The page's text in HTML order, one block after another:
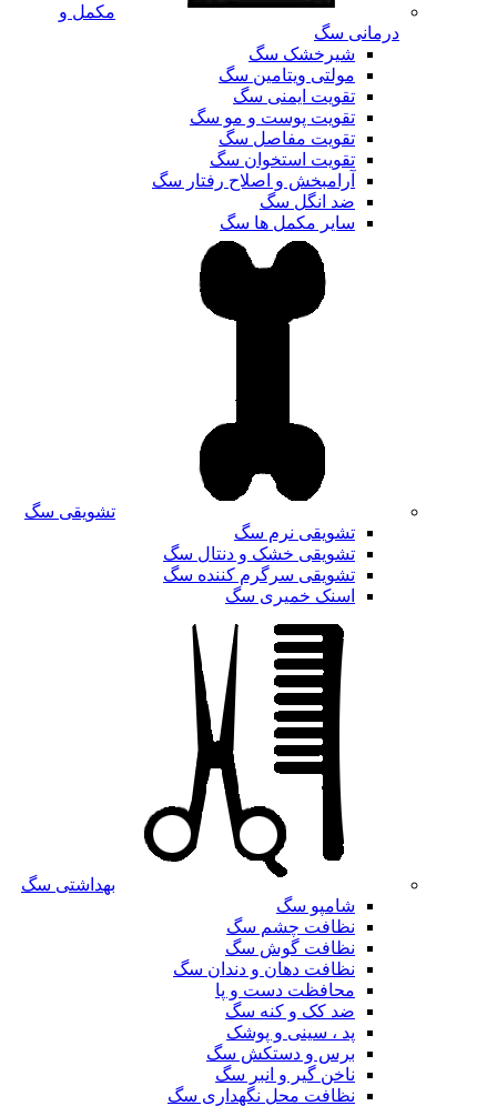
مکمل و
درمانی سگ
شیرخشک سگ
مولتی ویتامین سگ
تقویت ایمنی سگ
تقویت پوست و مو سگ
تقویت مفاصل سگ
تقویت استخوان سگ
آرامبخش و اصلاح رفتار سگ
ضد انگل سگ
سایر مکمل ها سگ
تشویقی سگ
تشویقی نرم سگ
تشویقی خشک و دنتال سگ
تشویقی سرگرم کننده سگ
اسنک خمیری سگ
بهداشتی سگ
شامپو سگ
نظافت چشم سگ
نظافت گوش سگ
نظافت دهان و دندان سگ
محافظت دست و پا
ضد کک و کنه سگ
پد ، سینی و پوشک
برس و دستکش سگ
ناخن گیر و انبر سگ
نظافت محل نگهداری سگ